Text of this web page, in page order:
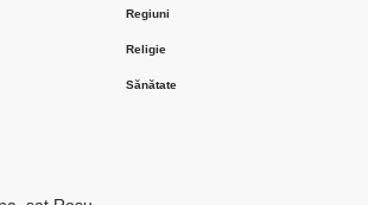
Regiuni
Religie
Sănătate